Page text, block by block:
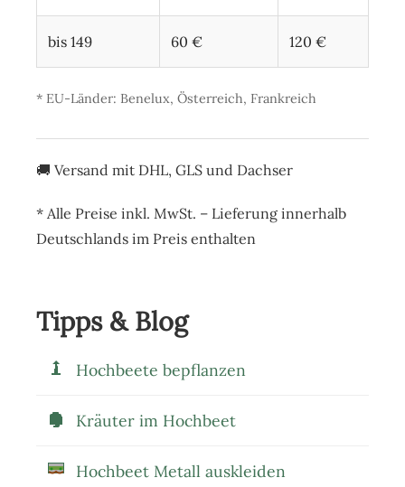
bis 149 60 € 120 €
* EU-Länder: Benelux, Österreich, Frankreich
🚚 Versand mit DHL, GLS und Dachser
* Alle Preise inkl. MwSt. – Lieferung innerhalb
Deutschlands im Preis enthalten
Tipps & Blog
Hochbeete bepflanzen
Kräuter im Hochbeet
Hochbeet Metall auskleiden